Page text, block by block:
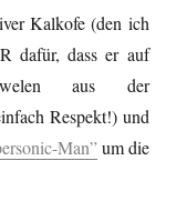
Kalkofe (den ich
dafür, dass er auf
aus der
Respekt!) und
Man”um die